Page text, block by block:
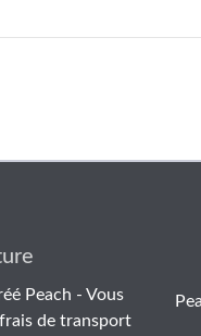
Peach - Vous
de transport